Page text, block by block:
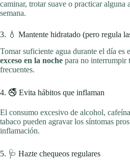
caminar, trotar suave o practicar
semana.
3. 💧 Mantente hidratado (pero regula
Tomar suficiente agua durante el día es
exceso en la noche para no interrumpir
frecuentes.
4. 🚭 Evita hábitos que inflaman
El consumo excesivo de alcohol,
tabaco pueden agravar los síntomas
inflamación.
5. 🩺 Hazte chequeos regulares